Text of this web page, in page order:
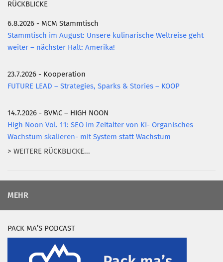
RÜCKBLICKE
6.8.2026 - MCM Stammtisch
Stammtisch im August: Unsere kulinarische Weltreise geht
weiter – nächster Halt: Amerika!
23.7.2026 - Kooperation
FUTURE LEAD – Strategies, Sparks & Stories – KOOP
14.7.2026 - BVMC – HIGH NOON
High Noon Vol. 11: SEO im Zeitalter von KI- Organisches
Wachstum skalieren- mit System statt Wachstum
> WEITERE RÜCKBLICKE...
MEHR
PACK MA’S PODCAST